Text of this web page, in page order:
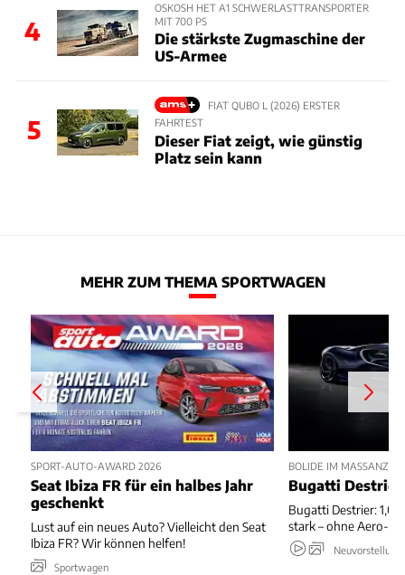
4
OSKOSH HET A1 SCHWERLASTTRANSPORTER
MIT 700 PS
Die stärkste Zugmaschine der
US-Armee
5
FIAT QUBO L (2026) ERSTER
FAHRTEST
Dieser Fiat zeigt, wie günstig
Platz sein kann
MEHR ZUM THEMA SPORTWAGEN
SPORT-AUTO-AWARD 2026
Seat Ibiza FR für ein halbes Jahr
geschenkt
Lust auf ein neues Auto? Vielleicht den Seat
Ibiza FR? Wir können helfen!
Sportwagen
BOLIDE IM MASSANZUG
Bugatti
Bugatti Destrier: 1,00
stark – ohne Aero-